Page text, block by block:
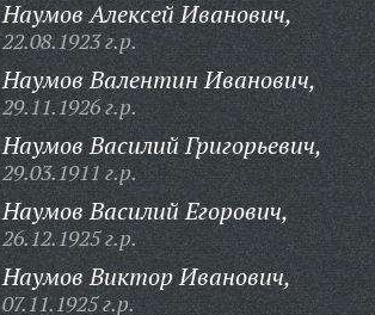
Наумов Алексей Иванович,
22.08.1923 г.р.
Наумов Валентин Иванович,
29.11.1926 г.р.
Наумов Василий Григорьевич,
29.03.1911 г.р.
Наумов Василий Егорович,
26.12.1925 г.р.
Наумов Виктор Иванович,
07.11.1925 г.р.